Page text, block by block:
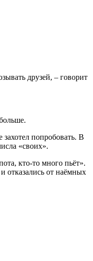
друзей, – говорит
попробовать. В
«своих».
кто-то много пьёт».
отказались от наёмных